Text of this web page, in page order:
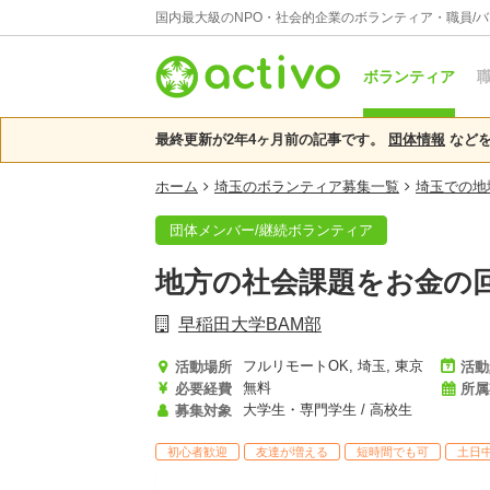
国内最大級のNPO・社会的企業のボランティア・職員/
ボランティア
最終更新が2年4ヶ月前の記事です。 団体情報 など
ホーム 埼玉のボランティア募集一覧 埼玉での
団体メンバー/継続ボランティア
地方の社会課題をお金の
早稲田大学BAM部
活動場所
フルリモートOK, 埼玉, 東京
必要経費
無料
募集対象
大学生・専門学生 / 高校生
活
所
初心者歓迎 友達が増える 短時間でも可 土日